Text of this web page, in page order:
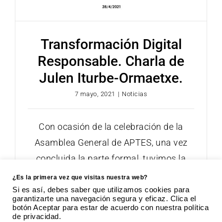
Transformación Digital
Responsable. Charla de
Julen Iturbe-Ormaetxe.
7 mayo, 2021 | Noticias
Con ocasión de la celebración de la
Asamblea General de APTES, una vez
concluida la parte formal, tuvimos la
suerte
¿Es la primera vez que visitas nuestra web?
Si es así, debes saber que utilizamos cookies para
garantizarte una navegación segura y eficaz. Clica el
botón Aceptar para estar de acuerdo con nuestra política
de privacidad.